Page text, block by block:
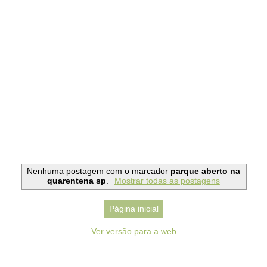
Nenhuma postagem com o marcador parque aberto na
quarentena sp. Mostrar todas as postagens
Página inicial
Ver versão para a web